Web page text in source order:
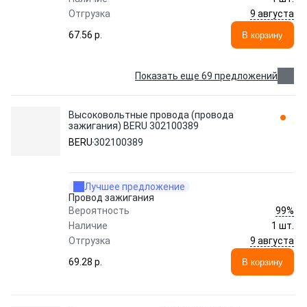
Отгрузка
9 августа
67.56 p.
В корзину
Показать еще 69 предложений
Высоковольтные провода (провода
зажигания) BERU 302100389
BERU302100389
Лучшее предложение
Провод зажигания
Вероятность
99%
Наличие
1 шт.
Отгрузка
9 августа
69.28 p.
В корзину